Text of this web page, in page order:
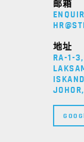
邮箱
地址
RA-1-